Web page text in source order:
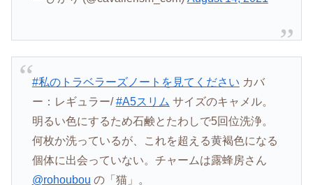
#私のトラベラーズノートを見てください カバ
ー：レギュラー/#A5スリム サイズのキャメル。
明るい色にするため石鹸とたわしで5回位洗浄。
何枚か洗っているが、これを超える黄褐色になる
個体に出会っていない。チャームは露蜂房さん
@rohoubou の「猫」。